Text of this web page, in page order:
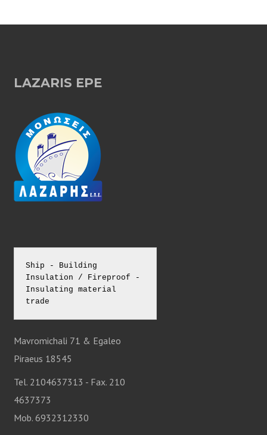
LAZARIS EPE
Ship - Building
Insulation / Fireproof -
Insulating material
trade
Mavromichali 71 & Egaleo
Piraeus 18545
Tel. 2104637313 - Fax. 210
4637373
Mob. 6932312330